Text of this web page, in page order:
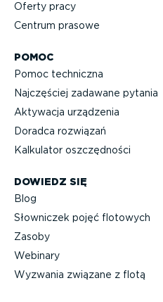
POMOC
Pomoc techniczna
Najczęściej zadawane pytania
Aktywacja urządzenia
Doradca rozwiązań
Kalkulator oszczęd­ności
DOWIEDZ SIĘ
Blog
Słowniczek pojęć flotowych
Zasoby
Webinary
Wyzwania związane z flotą
Oferty pracy
Centrum prasowe